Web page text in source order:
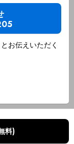
お伝えいただく
料)